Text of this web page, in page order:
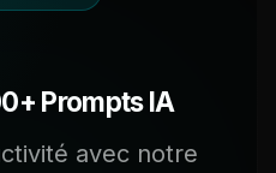
Prompts IA
avec notre